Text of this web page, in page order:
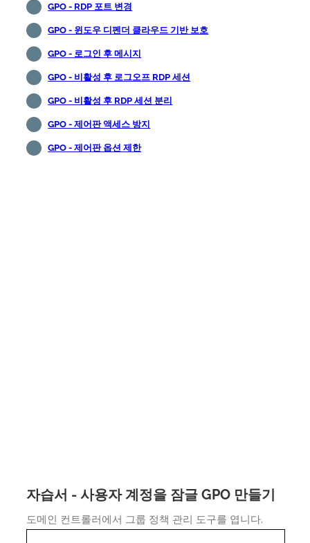
GPO - RDP 포트 변경
GPO - 윈도우 디펜더 클라우드 기반 보호
GPO - 로그인 후 메시지
GPO - 비활성 후 로그오프 RDP 세션
GPO - 비활성 후 RDP 세션 분리
GPO - 제어판 액세스 방지
GPO - 제어판 옵션 제한
자습서 - 사용자 계정을 잠글 GPO 만들기
도메인 컨트롤러에서 그룹 정책 관리 도구를 엽니다.